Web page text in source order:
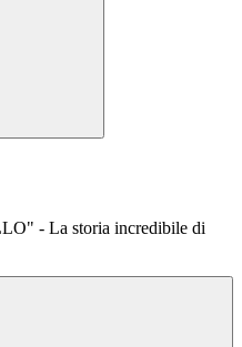
- La storia incredibile di